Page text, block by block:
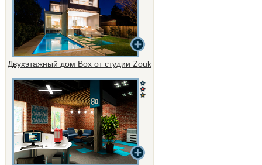
Двухэтажный дом Box от студии Zouk